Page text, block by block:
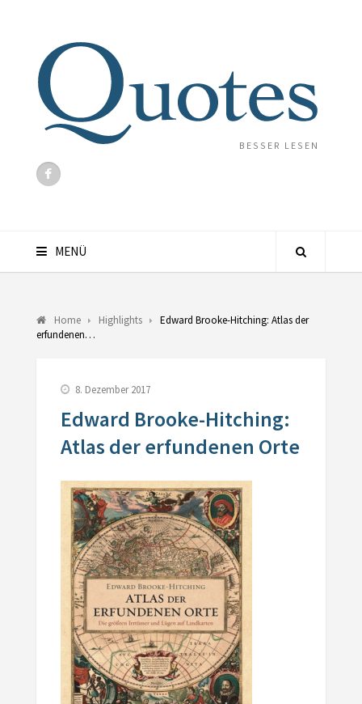
BESSER LESEN
MENÜ
Home Highlights
Edward Brooke-Hitching: Atlas der
erfundenen…
8. Dezember 2017
Edward Brooke-Hitching:
Atlas der erfundenen Orte